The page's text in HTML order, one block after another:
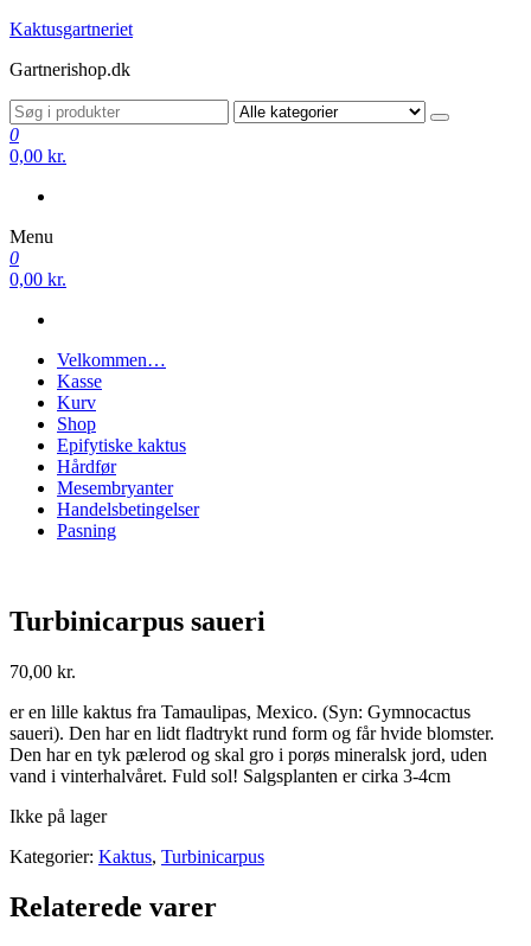
Videre
indhold
Kaktusgartneriet
Gartnerishop.dk
0
0,00 kr.
Menu
0
0,00 kr.
Velkommen…
Kasse
Kurv
Shop
Epifytiske kaktus
Hårdfør
Mesembryanter
Handelsbetingelser
Pasning
Turbinicarpus saueri
70,00 kr.
er en lille kaktus fra Tamaulipas, Mexico. (Syn: Gymnocactus
saueri). Den har en lidt fladtrykt rund form og får hvide blomster.
Den har en tyk pælerod og skal gro i porøs mineralsk jord, uden
vand i vinterhalvåret. Fuld sol! Salgsplanten er cirka 3-4cm
Ikke på lager
Kategorier: Kaktus, Turbinicarpus
Relaterede varer